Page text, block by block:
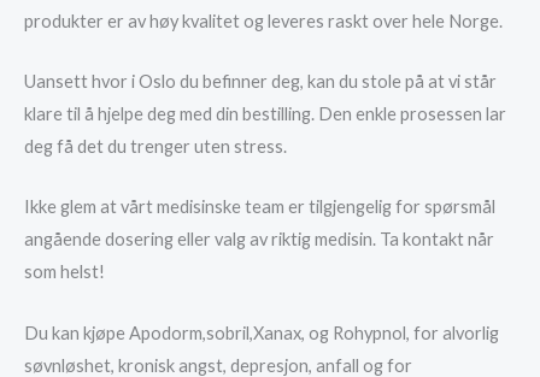
produkter er av høy kvalitet og leveres raskt over hele Norge.
Uansett hvor i Oslo du befinner deg, kan du stole på at vi står
klare til å hjelpe deg med din bestilling. Den enkle prosessen lar
deg få det du trenger uten stress.
Ikke glem at vårt medisinske team er tilgjengelig for spørsmål
angående dosering eller valg av riktig medisin. Ta kontakt når
som helst!
Du kan kjøpe Apodorm,sobril,Xanax, og Rohypnol, for alvorlig
søvnløshet, kronisk angst, depresjon, anfall og for